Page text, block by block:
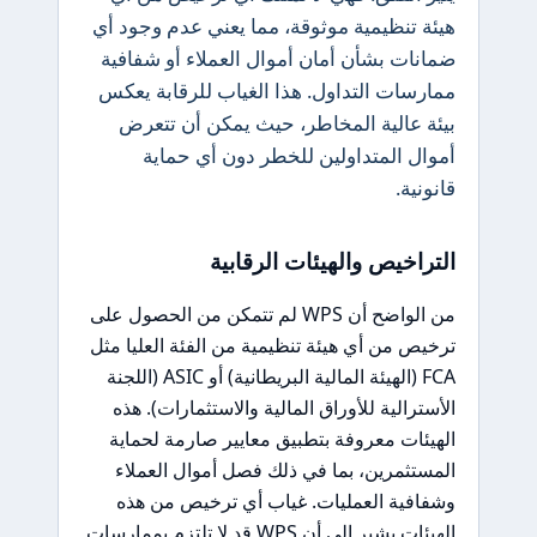
هيئة تنظيمية موثوقة، مما يعني عدم وجود أي
ضمانات بشأن أمان أموال العملاء أو شفافية
ممارسات التداول. هذا الغياب للرقابة يعكس
بيئة عالية المخاطر، حيث يمكن أن تتعرض
أموال المتداولين للخطر دون أي حماية
قانونية.
التراخيص والهيئات الرقابية
من الواضح أن WPS لم تتمكن من الحصول على
ترخيص من أي هيئة تنظيمية من الفئة العليا مثل
FCA (الهيئة المالية البريطانية) أو ASIC (اللجنة
الأسترالية للأوراق المالية والاستثمارات). هذه
الهيئات معروفة بتطبيق معايير صارمة لحماية
المستثمرين، بما في ذلك فصل أموال العملاء
وشفافية العمليات. غياب أي ترخيص من هذه